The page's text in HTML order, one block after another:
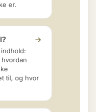
er.
→
til, og hvor